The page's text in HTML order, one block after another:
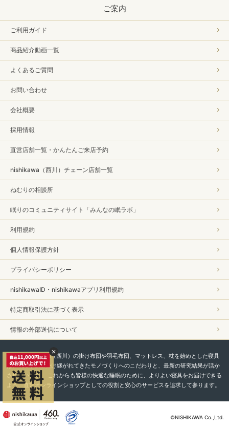
ご案内
ご利用ガイド
商品紹介動画一覧
よくあるご質問
お問い合わせ
会社概要
採用情報
直営店舗一覧・かんたんご来店予約
nishikawa（西川）チェーン店舗一覧
ねむりの相談所
眠りのコミュニティサイト「みんなの眠ラボ」
利用規約
個人情報保護方針
プライバシーポリシー
nishikawaID・nishikawaアプリ利用規約
特定商取引法に基づく表示
情報の外部送信について
私たちnishikawa（西川）の掛け布団や羽毛布団、マットレス、枕を始めとした寝具
は、450年以上受け継がれてきたモノづくりへのこだわりと、最新の研究結果が活か
されています。 これからも皆様の快適な睡眠のために、よりよい寝具をお届けできる
よう、直営オンラインショップとしての役割と安心のサービスを追求して参ります。
©NISHIKAWA Co.,Ltd.